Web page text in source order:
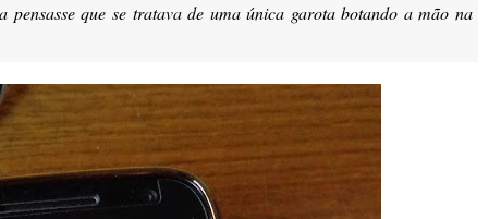
que se tratava de uma única garota botando a mão na